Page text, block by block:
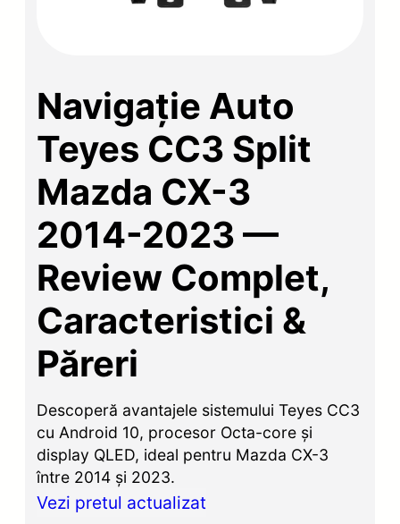
Navigație Auto
Teyes CC3 Split
Mazda CX-3
2014-2023 —
Review Complet,
Caracteristici &
Păreri
Descoperă avantajele sistemului Teyes CC3
cu Android 10, procesor Octa-core și
display QLED, ideal pentru Mazda CX-3
între 2014 și 2023.
Vezi pretul actualizat